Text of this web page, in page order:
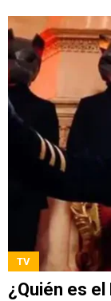
TV
¿Quién es el